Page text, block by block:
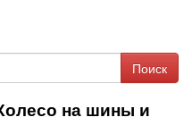
Поиск
на шины и